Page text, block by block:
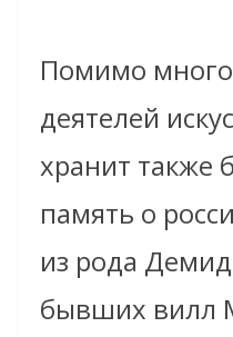
Помимо
деятелей
хранит также
память о
из рода
бывших вилл